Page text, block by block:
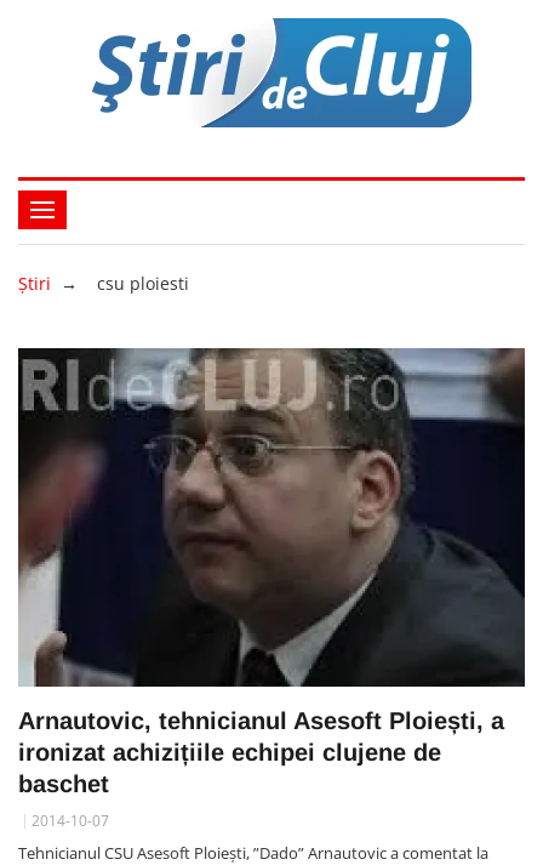
Ştiri → csu ploiesti
Arnautovic, tehnicianul Asesoft Ploiești, a
ironizat achizițiile echipei clujene de
baschet
2014-10-07
Tehnicianul CSU Asesoft Ploiești, ”Dado” Arnautovic a comentat la